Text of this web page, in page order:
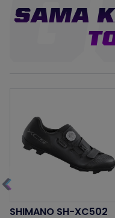
SAMA
SHIMANO SH-XC502